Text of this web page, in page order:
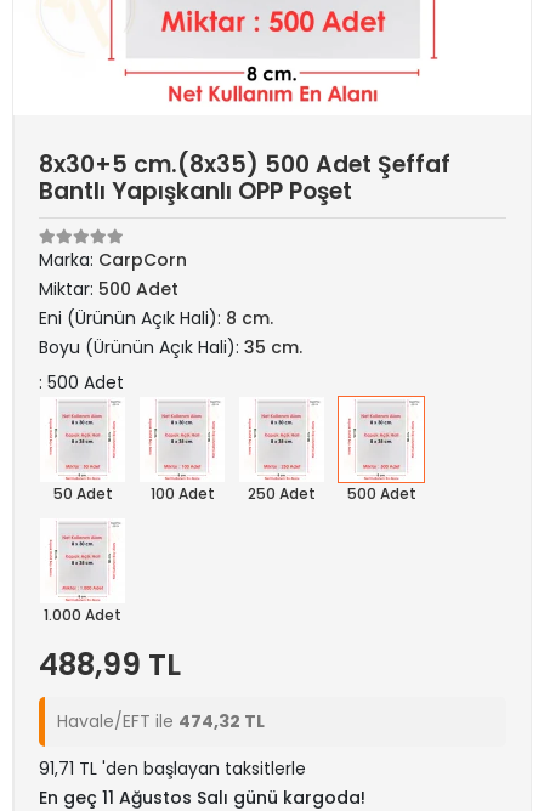
8x30+5 cm.(8x35) 500 Adet Şeffaf
Bantlı Yapışkanlı OPP Poşet
Marka: CarpCorn
Miktar: 500 Adet
Eni (Ürünün Açık Hali): 8 cm.
Boyu (Ürünün Açık Hali): 35 cm.
: 500 Adet
50 Adet 100 Adet 250 Adet 500 Adet
1.000 Adet
488,99 TL
Havale/EFT ile 474,32 TL
91,71 TL 'den başlayan taksitlerle
En geç 11 Ağustos Salı günü kargoda!